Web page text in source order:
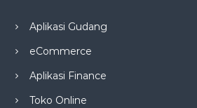
Aplikasi Gudang
eCommerce
Aplikasi Finance
Toko Online